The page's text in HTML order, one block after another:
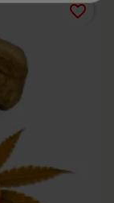
favorite_border